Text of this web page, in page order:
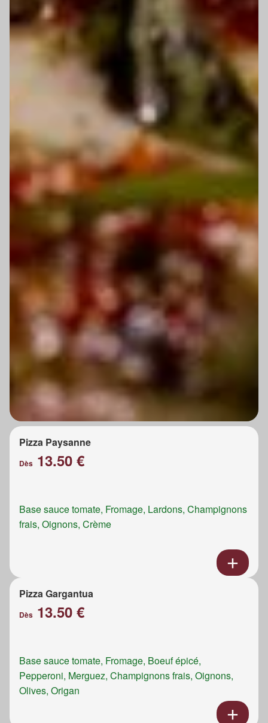
Pizza Paysanne
Dès 13.50 €
Base sauce tomate, Fromage, Lardons, Champignons
frais, Oignons, Crème
Pizza Gargantua
Dès 13.50 €
Base sauce tomate, Fromage, Boeuf épicé,
Pepperoni, Merguez, Champignons frais, Oignons,
Olives, Origan